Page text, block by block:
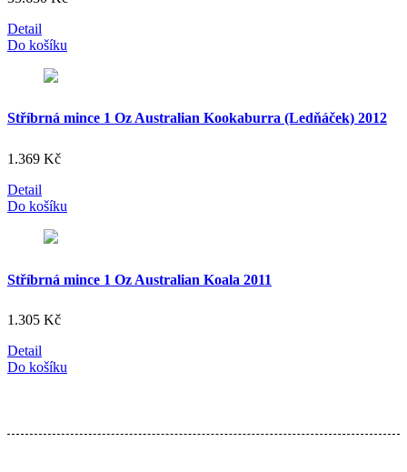
Detail
Do košíku
Stříbrná mince 1 Oz Australian Kookaburra (Ledňáček) 2012
1.369 Kč
Detail
Do košíku
Stříbrná mince 1 Oz Australian Koala 2011
1.305 Kč
Detail
Do košíku